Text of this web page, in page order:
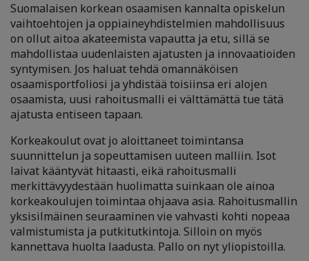
Suomalaisen korkean osaamisen kannalta opiskelun
vaihtoehtojen ja oppiaineyhdistelmien mahdollisuus
on ollut aitoa akateemista vapautta ja etu, sillä se
mahdollistaa uudenlaisten ajatusten ja innovaatioiden
syntymisen. Jos haluat tehdä omannäköisen
osaamisportfoliosi ja yhdistää toisiinsa eri alojen
osaamista, uusi rahoitusmalli ei välttämättä tue tätä
ajatusta entiseen tapaan.
Korkeakoulut ovat jo aloittaneet toimintansa
suunnittelun ja sopeuttamisen uuteen malliin. Isot
laivat kääntyvät hitaasti, eikä rahoitusmalli
merkittävyydestään huolimatta suinkaan ole ainoa
korkeakoulujen toimintaa ohjaava asia. Rahoitusmallin
yksisilmäinen seuraaminen vie vahvasti kohti nopeaa
valmistumista ja putkitutkintoja. Silloin on myös
kannettava huolta laadusta. Pallo on nyt yliopistoilla.